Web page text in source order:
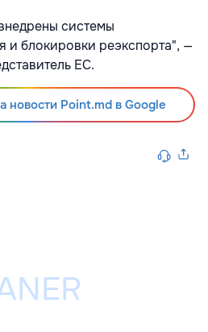
системы
и блокировки реэкспорта", —
ЕС.
новости Point.md в Google